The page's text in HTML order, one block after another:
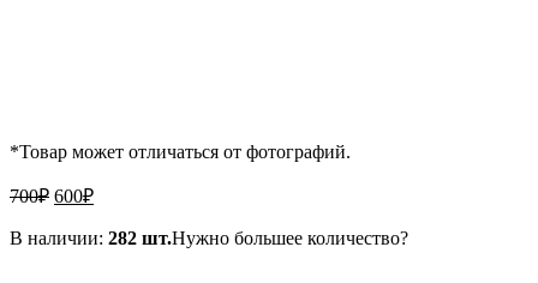
*Товар может отличаться от фотографий.
700₽ Первоначальная
составляла
600₽Текущая
600₽.
В наличии: 282 шт.Нужно большее количество?